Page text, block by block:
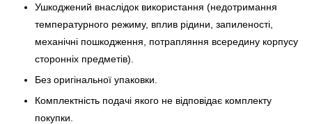
Ушкоджений внаслідок використання (недотримання
температурного режиму, вплив рідини, запиленості,
механічні пошкодження, потрапляння всередину корпусу
сторонніх предметів).
Без оригінальної упаковки.
Комплектність подачі якого не відповідає комплекту
покупки.